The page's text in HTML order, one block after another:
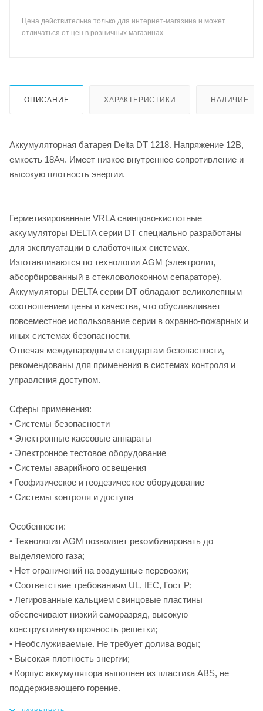
Цена действительна только для интернет-магазина и может
отличаться от цен в розничных магазинах
ОПИСАНИЕ ХАРАКТЕРИСТИКИ НАЛИЧИЕ
Аккумуляторная батарея Delta DT 1218. Напряжение 12В,
емкость 18Ач. Имеет низкое внутреннее сопротивление и
высокую плотность энергии.
Герметизированные VRLA свинцово-кислотные
аккумуляторы DELTA серии DT специально разработаны
для эксплуатации в слаботочных системах.
Изготавливаются по технологии AGM (электролит,
абсорбированный в стекловолоконном сепараторе).
Аккумуляторы DELTA серии DT обладают великолепным
соотношением цены и качества, что обуславливает
повсеместное использование серии в охранно-пожарных и
иных системах безопасности.
Отвечая международным стандартам безопасности,
рекомендованы для применения в системах контроля и
управления доступом.
Cферы применения:
• Системы безопасности
• Электронные кассовые аппараты
• Электронное тестовое оборудование
• Системы аварийного освещения
• Геофизическое и геодезическое оборудование
• Системы контроля и доступа
Особенности:
• Технология AGM позволяет рекомбинировать до
выделяемого газа;
• Нет ограничений на воздушные перевозки;
• Соответствие требованиям UL, IEC, Гост Р;
• Легированные кальцием свинцовые пластины
обеспечивают низкий саморазряд, высокую
конструктивную прочность решетки;
• Необслуживаемые. Не требует долива воды;
• Высокая плотность энергии;
• Корпус аккумулятора выполнен из пластика ABS, не
поддерживающего горение.